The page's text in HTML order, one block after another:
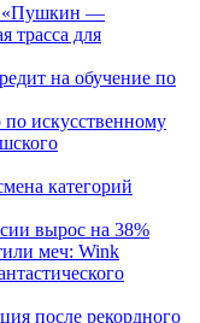
«Пушкин —
трасса для
на обучение по
искусственному
категорий
вырос на 38%
меч: Wink
после рекордного